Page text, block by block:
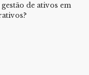
de ativos em